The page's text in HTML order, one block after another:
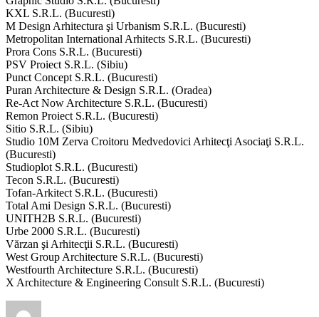
KXL S.R.L. (Bucuresti)
M Design Arhitectura şi Urbanism S.R.L. (Bucuresti)
Metropolitan International Arhitects S.R.L. (Bucuresti)
Prora Cons S.R.L. (Bucuresti)
PSV Proiect S.R.L. (Sibiu)
Punct Concept S.R.L. (Bucuresti)
Puran Architecture & Design S.R.L. (Oradea)
Re-Act Now Architecture S.R.L. (Bucuresti)
Remon Proiect S.R.L. (Bucuresti)
Sitio S.R.L. (Sibiu)
Studio 10M Zerva Croitoru Medvedovici Arhitecţi Asociaţi S.R.L.
(Bucuresti)
Studioplot S.R.L. (Bucuresti)
Tecon S.R.L. (Bucuresti)
Tofan-Arkitect S.R.L. (Bucuresti)
Total Ami Design S.R.L. (Bucuresti)
UNITH2B S.R.L. (Bucuresti)
Urbe 2000 S.R.L. (Bucuresti)
Vărzan şi Arhitecţii S.R.L. (Bucuresti)
West Group Architecture S.R.L. (Bucuresti)
Westfourth Architecture S.R.L. (Bucuresti)
X Architecture & Engineering Consult S.R.L. (Bucuresti)